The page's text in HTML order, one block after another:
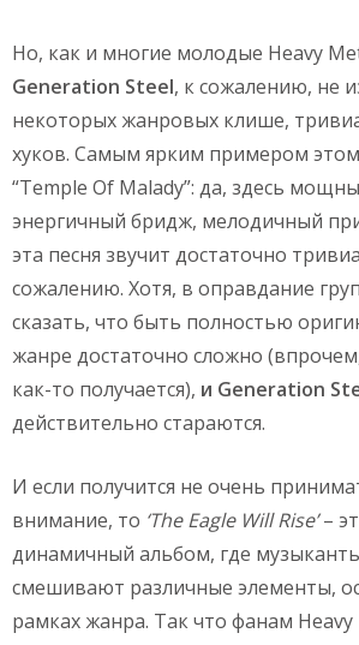
Но, как и многие молодые Heavy
Generation Steel, к сожалению, не
некоторых жанровых клише,
хуков. Самым ярким примером
“Temple Of Malady”: да, здесь
энергичный бридж, мелодичный
эта песня звучит достаточно
сожалению. Хотя, в оправдание
сказать, что быть полностью
жанре достаточно сложно
как-то получается), и Generation
действительно стараются.
И если получится не очень
внимание, то ‘The Eagle Will Rise’–
динамичный альбом, где
смешивают различные элементы,
рамках жанра. Так что фанам Heavy